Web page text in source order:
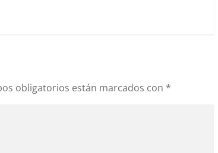
obligatorios están marcados con *